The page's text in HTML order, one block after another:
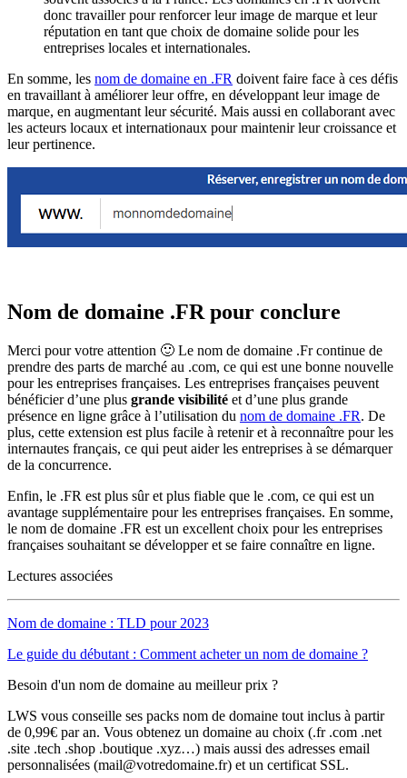
donc travailler pour renforcer leur image de marque et leur
réputation en tant que choix de domaine solide pour les
entreprises locales et internationales.
En somme, les nom de domaine en .FR doivent faire face à ces défis
en travaillant à améliorer leur offre, en développant leur image de
marque, en augmentant leur sécurité. Mais aussi en collaborant avec
les acteurs locaux et internationaux pour maintenir leur croissance et
leur pertinence.
Nom de domaine .FR pour conclure
Merci pour votre attention 🙂 Le nom de domaine .Fr continue de
prendre des parts de marché au .com, ce qui est une bonne nouvelle
pour les entreprises françaises. Les entreprises françaises peuvent
bénéficier d’une plus grande visibilité et d’une plus grande
présence en ligne grâce à l’utilisation du nom de domaine .FR. De
plus, cette extension est plus facile à retenir et à reconnaître pour les
internautes français, ce qui peut aider les entreprises à se démarquer
de la concurrence.
Enfin, le .FR est plus sûr et plus fiable que le .com, ce qui est un
avantage supplémentaire pour les entreprises françaises. En somme,
le nom de domaine .FR est un excellent choix pour les entreprises
françaises souhaitant se développer et se faire connaître en ligne.
Lectures associées
Nom de domaine : TLD pour 2023
Le guide du débutant : Comment acheter un nom de domaine ?
Besoin d'un nom de domaine au meilleur prix ?
LWS vous conseille ses packs nom de domaine tout inclus à partir
de 0,99€ par an. Vous obtenez un domaine au choix (.fr .com .net
.site .tech .shop .boutique .xyz…) mais aussi des adresses email
personnalisées (mail@votredomaine.fr) et un certificat SSL.